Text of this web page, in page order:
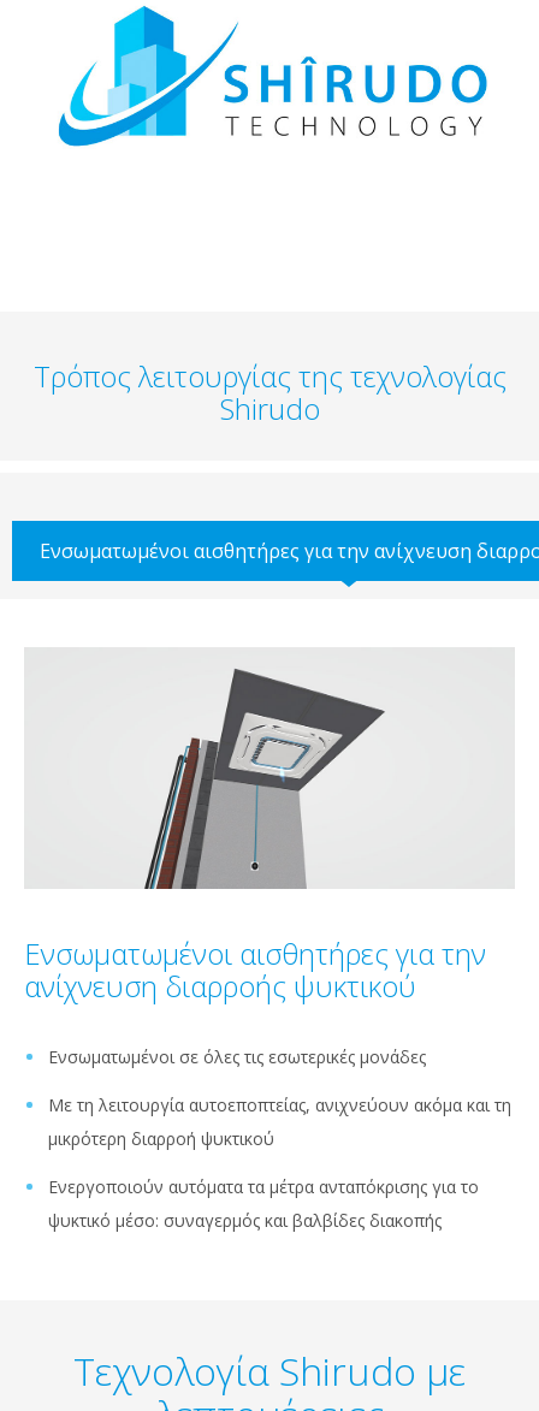
Τρόπος λειτουργίας της τεχνολογίας
Shirudo
Ενσωματωμένοι αισθητήρες για την ανίχνευση
Ενσωματωμένοι αισθητήρες για την
ανίχνευση διαρροής ψυκτικού
Ενσωματωμένοι σε όλες τις εσωτερικές μονάδες
Με τη λειτουργία αυτοεποπτείας, ανιχνεύουν ακόμα και τη
μικρότερη διαρροή ψυκτικού
Ενεργοποιούν αυτόματα τα μέτρα ανταπόκρισης για το
ψυκτικό μέσο: συναγερμός και βαλβίδες διακοπής
Τεχνολογία Shirudo με